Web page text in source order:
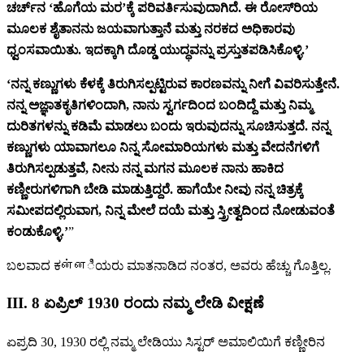
ಚರ್ಚ್‌ನ ‘ಹೊಗೆಯ ಮರ’ಕ್ಕೆ ಪರಿವರ್ತಿಸುವುದಾಗಿದೆ. ಈ ರೋಸ್‌ರಿಯ
ಮೂಲಕ ಶೈತಾನನು ಜಯವಾಗುತ್ತಾನೆ ಮತ್ತು ನರಕದ ಅಧಿಕಾರವು
ಧ್ವಂಸವಾಯಿತು. ಇದಕ್ಕಾಗಿ ದೊಡ್ಡ ಯುದ್ಧವನ್ನು ಪ್ರಸ್ತುತಪಡಿಸಿಕೊಳ್ಳಿ.’
‘ನನ್ನ ಕಣ್ಣುಗಳು ಕೆಳಕ್ಕೆ ತಿರುಗಿಸಲ್ಪಟ್ಟಿರುವ ಕಾರಣವನ್ನು ನೀಗೆ ವಿವರಿಸುತ್ತೇನೆ.
ನನ್ನ ಅಜ್ಞಾತಕೃತಿಗಳಿಂದಾಗಿ, ನಾನು ಸ್ವರ್ಗದಿಂದ ಬಂದಿದ್ದೆ ಮತ್ತು ನಿಮ್ಮ
ದುರಿತಗಳನ್ನು ಕಡಿಮೆ ಮಾಡಲು ಬಂದು ಇರುವುದನ್ನು ಸೂಚಿಸುತ್ತದೆ. ನನ್ನ
ಕಣ್ಣುಗಳು ಯಾವಾಗಲೂ ನಿನ್ನ ಸೋಮಾರಿಯಗಳು ಮತ್ತು ವೇದನೆಗಳಿಗೆ
ತಿರುಗಿಸಲ್ಪಡುತ್ತವೆ, ನೀನು ನನ್ನ ಮಗನ ಮೂಲಕ ನಾನು ಹಾಕಿದ
ಕಣ್ಣೀರುಗಳಿಗಾಗಿ ಬೇಡಿ ಮಾಡುತ್ತಿದ್ದರೆ. ಹಾಗೆಯೇ ನೀವು ನನ್ನ ಚಿತ್ರಕ್ಕೆ
ಸಮೀಪದಲ್ಲಿರುವಾಗ, ನಿನ್ನ ಮೇಲೆ ದಯೆ ಮತ್ತು ಸ್ತ್ರೀತ್ವದಿಂದ ನೋಡುವಂತೆ
ಕಂಡುಕೊಳ್ಳಿ.’”
ಬಲವಾದ ಕன்னಿಯರು ಮಾತನಾಡಿದ ನಂತರ, ಅವರು ಹೆಚ್ಚು ಗೊತ್ತಿಲ್ಲ.
III. 8 ಏಪ್ರಿಲ್‌ 1930 ರಂದು ನಮ್ಮ ಲೇಡಿ ವೀಕ್ಷಣೆ
ಏಪ್ರದಿ 30, 1930 ರಲ್ಲಿ ನಮ್ಮ ಲೇಡಿಯು ಸಿಸ್ಟರ್ ಅಮಾಲಿಯಿಗೆ ಕಣ್ಣೀರಿನ